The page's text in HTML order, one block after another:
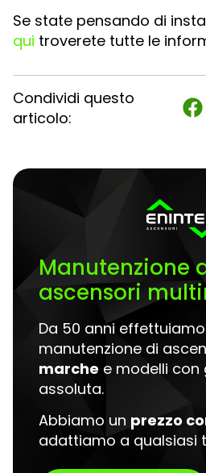
Se state pensando di
qui troverete tutte le
Condividi questo
articolo:
Manutenzione
ascensori
Da 50 anni
manutenzione di
marche e modelli con
assoluta.
Abbiamo un prezzo
adattiamo a qualsiasi